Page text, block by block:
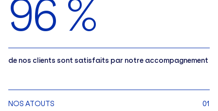
96 %
de nos clients sont satisfaits par notre accompagnement
NOS ATOUTS 01